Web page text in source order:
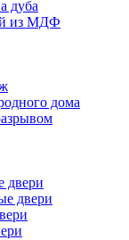
дуба
из МДФ
дома
двери
двери